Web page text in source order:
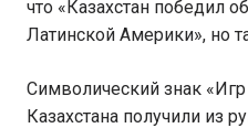
что «Казахстан победил
Латинской Америки», но
Символический знак
Казахстана получили из